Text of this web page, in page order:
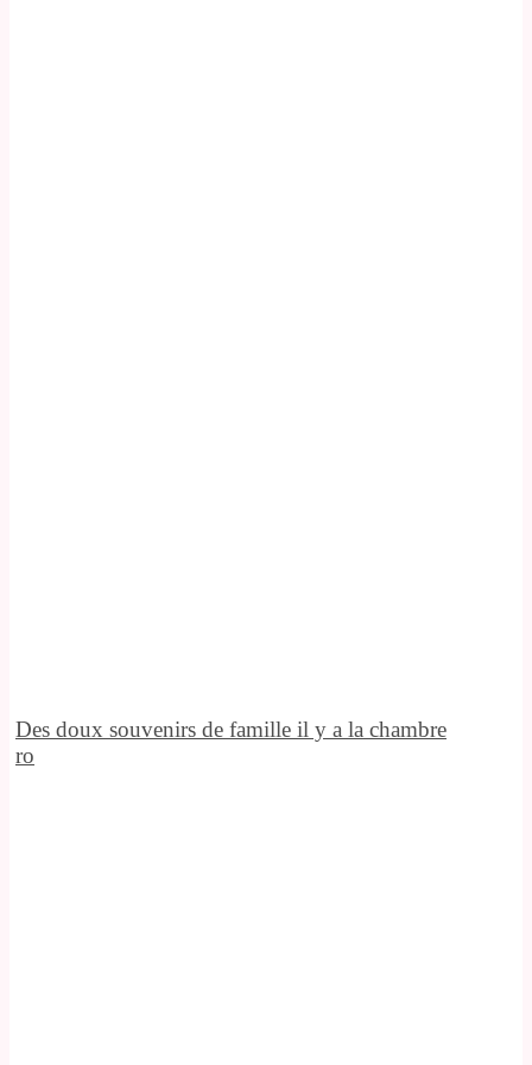
Des doux souvenirs de famille il y a la chambre
ro